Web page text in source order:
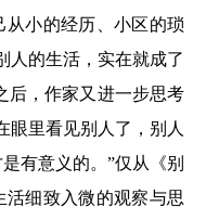
小的经历、小区的琐
人的生活，实在就成了
后，作家又进一步思考
眼里看见别人了，别人
有意义的。”仅从《别
活细致入微的观察与思